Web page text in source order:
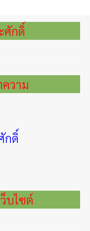
ศักดิ์
วาม
กดิ์
บไซต์